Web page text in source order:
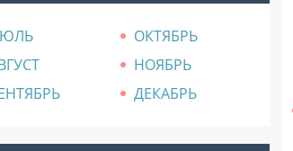
ОКТЯБРЬ
НОЯБРЬ
ДЕКАБРЬ